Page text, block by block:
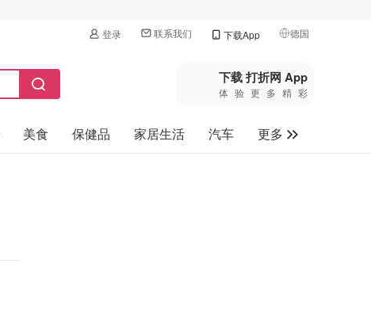
登录 联系我们 下载App 德国
🇺🇸美国
🇨🇳中国
🇨🇦加拿大
下载 打折网 App
体验更多精彩
美食 保健品 家居生活 汽车
更多